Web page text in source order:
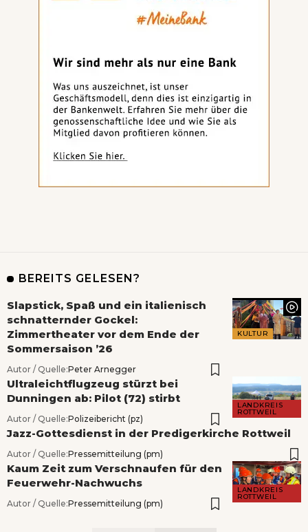
BEREITS GELESEN?
KULTUR
Slapstick, Spaß und ein italienisch
schnatternder Gockel:
Zimmertheater vor dem Ende der
Sommersaison ’26
Autor / Quelle:Peter Arnegger
LANDKREIS
ROTTWEIL
Ultraleichtflugzeug stürzt bei
Dunningen ab: Pilot (72) stirbt
Autor / Quelle:Polizeibericht (pz)
Jazz-Gottesdienst in der Predigerkirche Rottweil
Autor / Quelle:Pressemitteilung (pm)
LANDKREIS
ROTTWEIL
Kaum Zeit zum Verschnaufen für den
Feuerwehr-Nachwuchs
Autor / Quelle:Pressemitteilung (pm)